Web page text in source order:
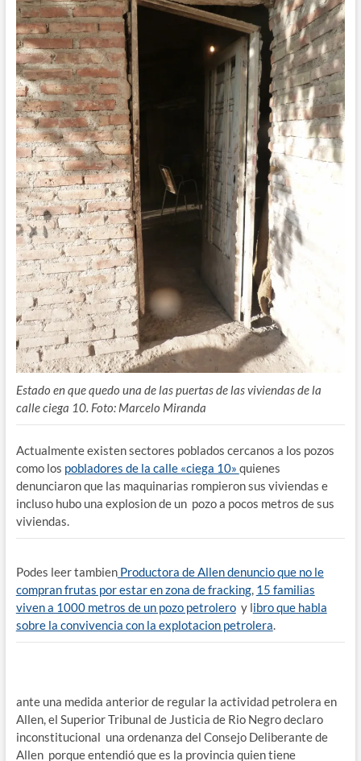
Estado en que quedo una de las puertas de las viviendas de la
calle ciega 10. Foto: Marcelo Miranda
Actualmente existen sectores poblados cercanos a los pozos
como los pobladores de la calle «ciega 10» quienes
denunciaron que las maquinarias rompieron sus viviendas e
incluso hubo una explosion de un pozo a pocos metros de sus
viviendas.
Podes leer tambienProductora de Allen denuncio que no le
compran frutas por estar en zona de fracking, 15 familias
viven a 1000 metros de un pozo petroleroy libro que habla
sobre la convivencia con la explotacion petrolera.
ante una medida anterior de regular la actividad petrolera en
Allen, el Superior Tribunal de Justicia de Rio Negro declaro
inconstitucional una ordenanza del Consejo Deliberante de
Allen porque entendió que es la provincia quien tiene